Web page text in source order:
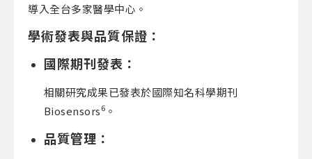
導入全台多家醫學中心。
學術發表與品質保證：
國際期刊發表：
相關研究成果已發表於國際知名科學期刊
Biosensors6 。
品質管理：